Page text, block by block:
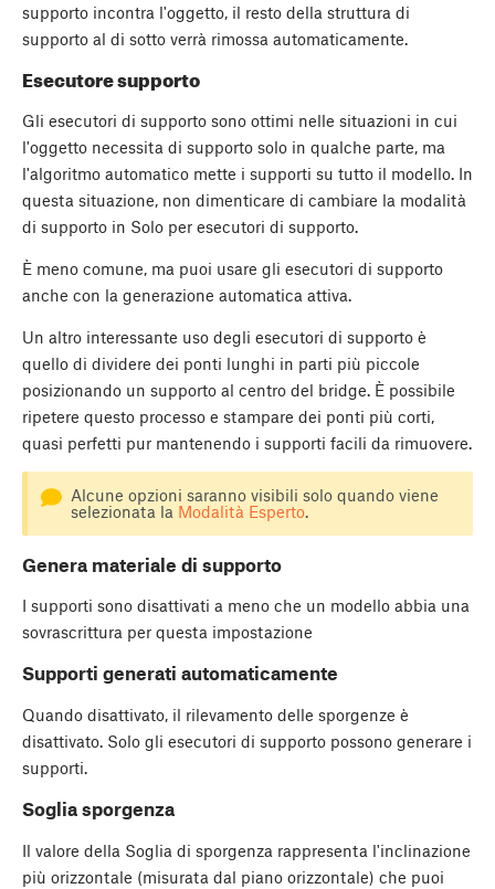
supporto incontra l'oggetto, il resto della struttura di
supporto al di sotto verrà rimossa automaticamente.
Esecutore supporto
Gli esecutori di supporto sono ottimi nelle situazioni in cui
l'oggetto necessita di supporto solo in qualche parte, ma
l'algoritmo automatico mette i supporti su tutto il modello. In
questa situazione, non dimenticare di cambiare la modalità
di supporto in Solo per esecutori di supporto.
È meno comune, ma puoi usare gli esecutori di supporto
anche con la generazione automatica attiva.
Un altro interessante uso degli esecutori di supporto è
quello di dividere dei ponti lunghi in parti più piccole
posizionando un supporto al centro del bridge. È possibile
ripetere questo processo e stampare dei ponti più corti,
quasi perfetti pur mantenendo i supporti facili da rimuovere.
Alcune opzioni saranno visibili solo quando viene
selezionata la Modalità Esperto.
Genera materiale di supporto
I supporti sono disattivati a meno che un modello abbia una
sovrascrittura per questa impostazione
Supporti generati automaticamente
Quando disattivato, il rilevamento delle sporgenze è
disattivato. Solo gli esecutori di supporto possono generare i
supporti.
Soglia sporgenza
Il valore della Soglia di sporgenza rappresenta l'inclinazione
più orizzontale (misurata dal piano orizzontale) che puoi